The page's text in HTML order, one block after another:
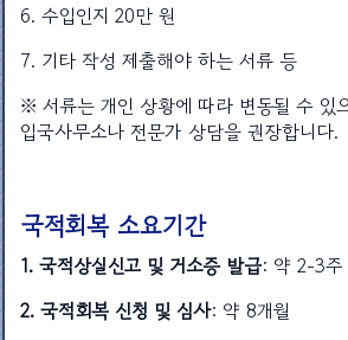
6. 수입인지 20만 원
7. 기타 작성 제출해야 하는 서류 등
※ 서류는 개인 상황에 따라 변동될 수 있
입국사무소나 전문가 상담을 권장합니다.
국적회복 소요기간
1. 국적상실신고 및 거소증 발급: 약 2-3주
2. 국적회복 신청 및 심사: 약 8개월